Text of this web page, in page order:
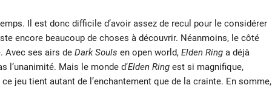
Il est donc difficile d’avoir assez de recul pour le considérer
encore beaucoup de choses à découvrir. Néanmoins, le côté
Avec ses airs de Dark Souls en open world, Elden Ringa déjà
l’unanimité. Mais le monde d’Elden Ringest si magnifique,
jeu tient autant de l’enchantement que de la crainte. En somme,